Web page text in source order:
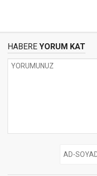
HABERE YORUM KAT